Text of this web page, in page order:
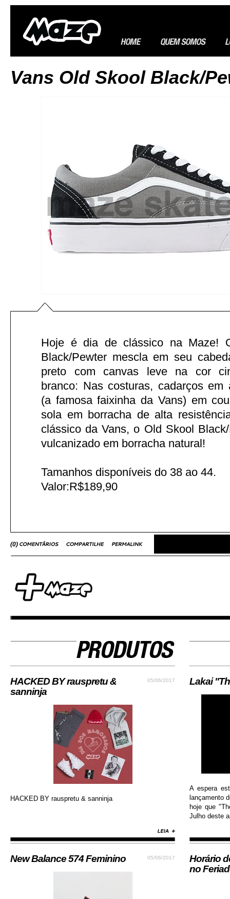
Vans Old Skool Black/
Hoje é dia de clássico na Maze!
Black/Pewter mescla em seu
preto com canvas leve na cor
branco: Nas costuras, cadarços em
(a famosa faixinha da Vans) em
sola em borracha de alta
clássico da Vans, o Old Skool
vulcanizado em borracha natural!
Tamanhos disponíveis do 38 ao 44.
Valor:R$189,90
(0)
05/06/2017
HACKED BY rauspretu &
sanninja
HACKED BY rauspretu & sanninja
05/06/2017
New Balance 574 Feminino
Lakai
A espera
lançamento
hoje que
Julho deste
Horário
no